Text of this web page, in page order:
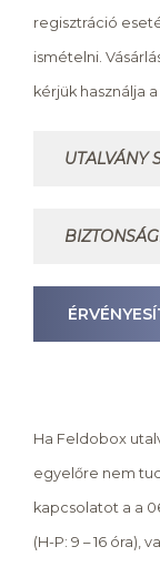
regisztráció
ismételni.
kérjük használja
Ha Feldobox
egyelőre nem
kapcsolatot a a
(H-P: 9 – 16 óra),